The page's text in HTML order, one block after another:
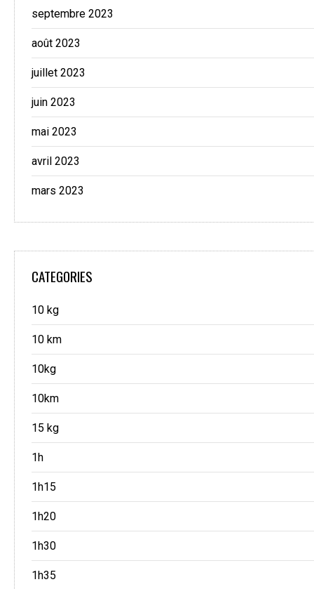
septembre 2023
août 2023
juillet 2023
juin 2023
mai 2023
avril 2023
mars 2023
CATEGORIES
10 kg
10 km
10kg
10km
15 kg
1h
1h15
1h20
1h30
1h35